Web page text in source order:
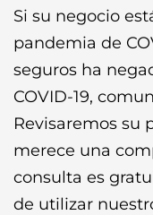
Si su negocio
pandemia de
seguros ha
COVID-19,
Revisaremos su
merece una
consulta es
de utilizar